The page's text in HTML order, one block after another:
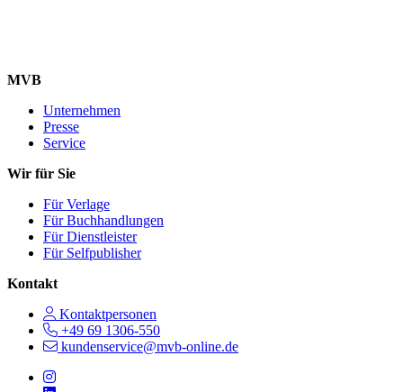
MVB
Unternehmen
Presse
Service
Wir für Sie
Für Verlage
Für Buchhandlungen
Für Dienstleister
Für Selfpublisher
Kontakt
Kontaktpersonen
+49 69 1306-550
kundenservice@mvb-online.de
Follow us on https://www.instagram.com/lifeatmvb/